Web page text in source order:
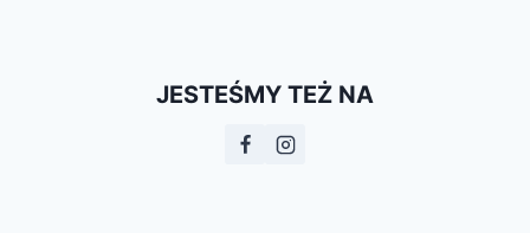
JESTEŚMY TEŻ NA